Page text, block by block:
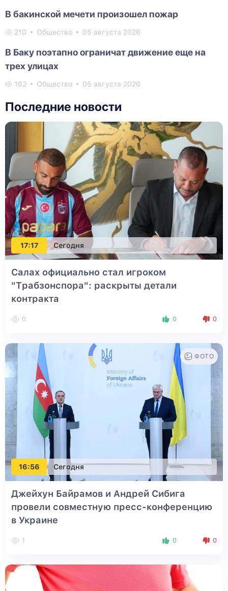
В бакинской мечети произошел пожар
210 Общество 05 августа 2026
В Баку поэтапно ограничат движение еще на
трех улицах
162 Общество 05 августа 2026
Последние новости
17:17 Сегодня
Салах официально стал игроком
"Трабзонспора": раскрыты детали
контракта
0 0 0
16:56 Сегодня
ФОТО
Джейхун Байрамов и Андрей Сибига
провели совместную пресс-конференцию
в Украине
1 0 0